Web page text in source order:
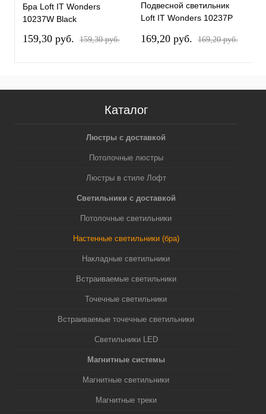
Бра Loft IT Wonders
10237W Black
159,30 pуб. 159,30 pуб.
Подвесной светильник
Loft IT Wonders 10237P
169,20 pуб. 169,20 pуб.
Каталог
Люстры с доставкой
Потолочные люстры
Люстры в стиле Лофт
Светильники с доставкой
Потолочные светильники
Настенные светильники (бра)
Накладные светильники
Встраиваемые светильники
Точечные светильники
Встраиваемые точечные светильники
Светильники LED
Магнитные системы
Магнитные светильники
Магнитные треки